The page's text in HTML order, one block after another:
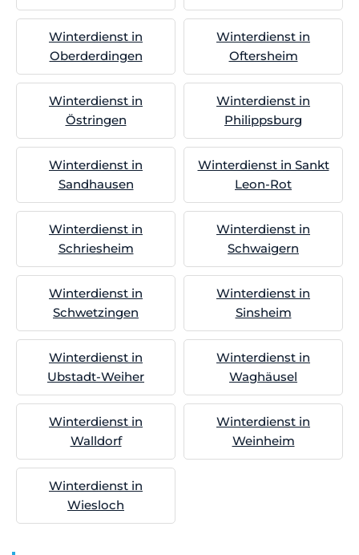
Winterdienst in
Oberderdingen
Winterdienst in
Oftersheim
Winterdienst in
Östringen
Winterdienst in
Philippsburg
Winterdienst in
Sandhausen
Winterdienst in Sankt
Leon-Rot
Winterdienst in
Schriesheim
Winterdienst in
Schwaigern
Winterdienst in
Schwetzingen
Winterdienst in
Sinsheim
Winterdienst in
Ubstadt-Weiher
Winterdienst in
Waghäusel
Winterdienst in
Walldorf
Winterdienst in
Weinheim
Winterdienst in
Wiesloch